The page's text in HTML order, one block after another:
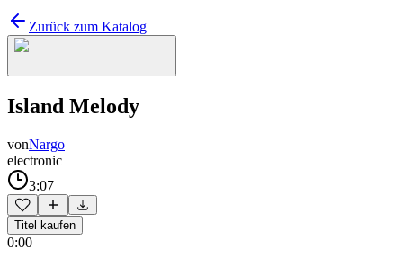
Zurück zum Katalog
Island Melody
vonNargo
electronic
3:07
Titel kaufen
0:00